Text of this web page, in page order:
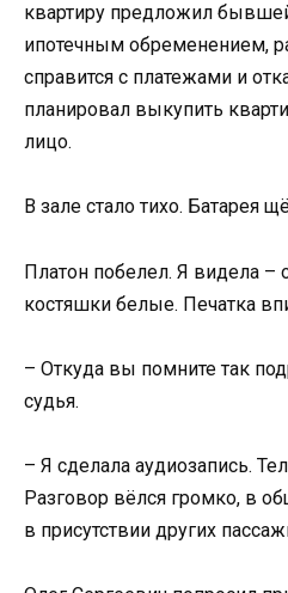
квартиру предложил
ипотечным обременением,
справится с платежами и
планировал выкупить
лицо.
В зале стало тихо. Батарея
Платон побелел. Я видела –
костяшки белые. Печатка
– Откуда вы помните так
судья.
– Я сделала аудиозапись.
Разговор вёлся громко, в
в присутствии других